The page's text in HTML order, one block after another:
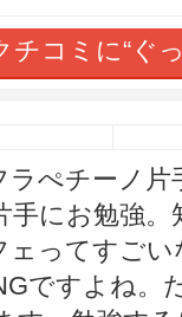
チコミに“ぐ
ぺチーノ
手にお勉強
ェってすご
ですよね。